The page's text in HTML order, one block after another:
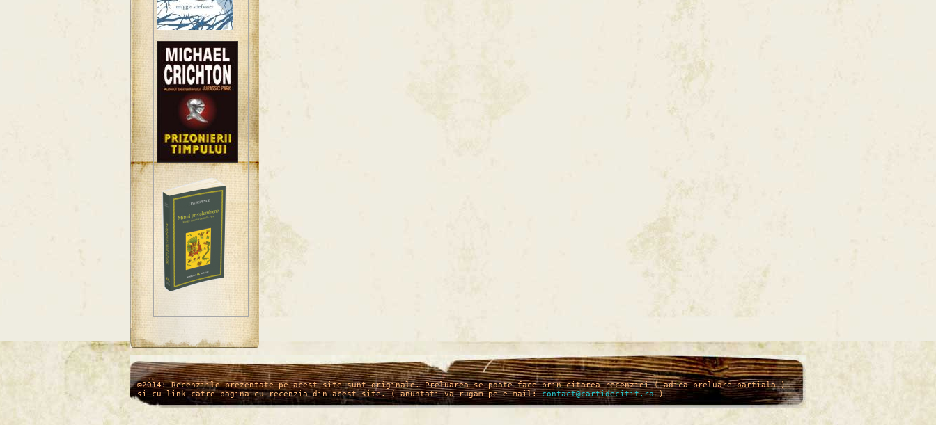
/* */
©2014: Recenziile prezentate pe acest site sunt originale. Preluarea se poate face prin citarea recenziei ( adica preluare partiala )
si cu link catre pagina cu recenzia din acest site. ( anuntati va rugam pe e-mail:contact@cartidecitit.ro)